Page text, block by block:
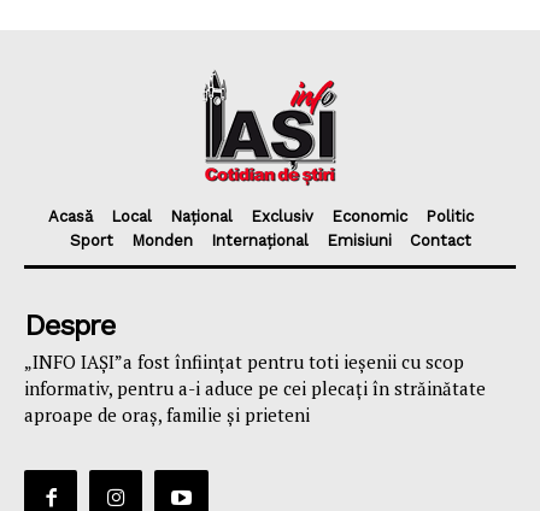
Acasă Local Național Exclusiv Economic
Politic
Sport
Monden Internațional Emisiuni Contact
Despre
„INFO IAȘI”a fost înfiinţat pentru toti ieşenii cu scop
informativ, pentru a-i aduce pe cei plecaţi în străinătate
aproape de oraş, familie și prieteni